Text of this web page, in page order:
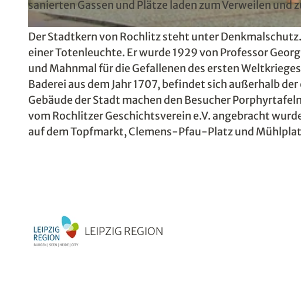
© HVV, LEIPZIG REGION
sanierten Gassen und Plätze laden zum Verweilen
Der Stadtkern von Rochlitz steht unter
einer Totenleuchte. Er wurde 1929 von Professor
und Mahnmal für die Gefallenen des ersten
Baderei aus dem Jahr 1707, befindet sich außerhalb
Gebäude der Stadt machen den Besucher
vom Rochlitzer Geschichtsverein e.V. angebracht
auf dem Topfmarkt, Clemens-Pfau-Platz und
LEIPZIG REGION